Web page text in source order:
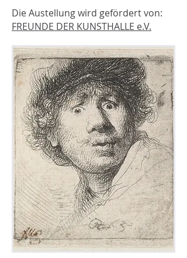
Die Austellung wird gefördert von:
FREUNDE DER KUNSTHALLE e.V.